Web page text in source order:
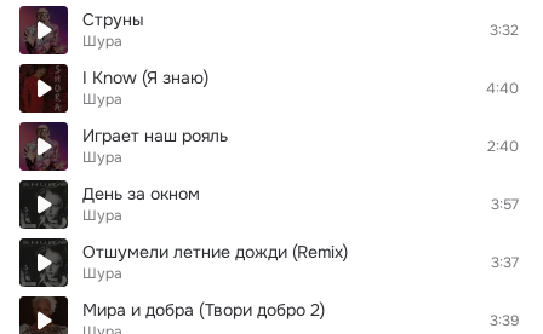
Струны
Шура
3:32
I Know (Я знаю)
Шура
4:40
Играет наш рояль
Шура
2:40
День за окном
Шура
3:57
Отшумели летние дожди (Remix)
Шура
3:37
Мира и добра (Твори добро 2) 3:39